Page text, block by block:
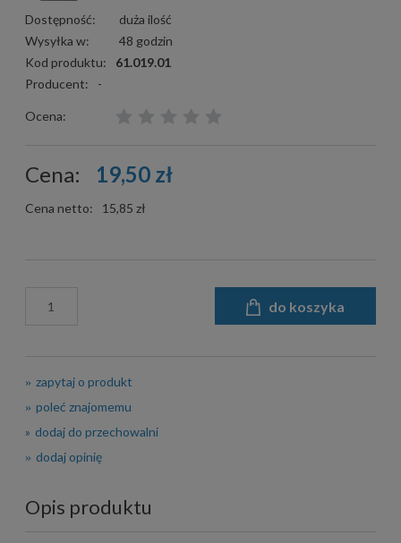
Dostępność:
duża ilość
Wysyłka w:
48 godzin
Kod produktu:
61.019.01
Producent:
-
Ocena:
Cena: 19,50 zł
Cena netto: 15,85 zł
do koszyka
zapytaj o produkt
poleć znajomemu
dodaj do przechowalni
dodaj opinię
Opis produktu